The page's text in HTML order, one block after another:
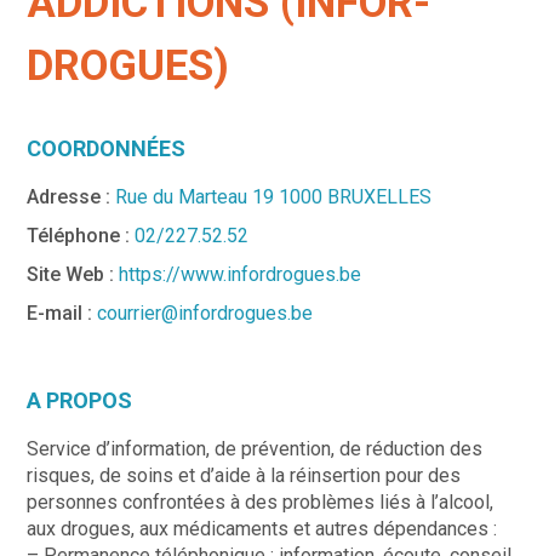
DROGUES)
COORDONNÉES
Adresse : Rue du Marteau 19 1000 BRUXELLES
Téléphone :02/227.52.52
Site Web : https://www.infordrogues.be
E-mail : courrier@infordrogues.be
A PROPOS
Service d’information, de prévention, de réduction des
risques, de soins et d’aide à la réinsertion pour des
personnes confrontées à des problèmes liés à l’alcool,
aux drogues, aux médicaments et autres dépendances :